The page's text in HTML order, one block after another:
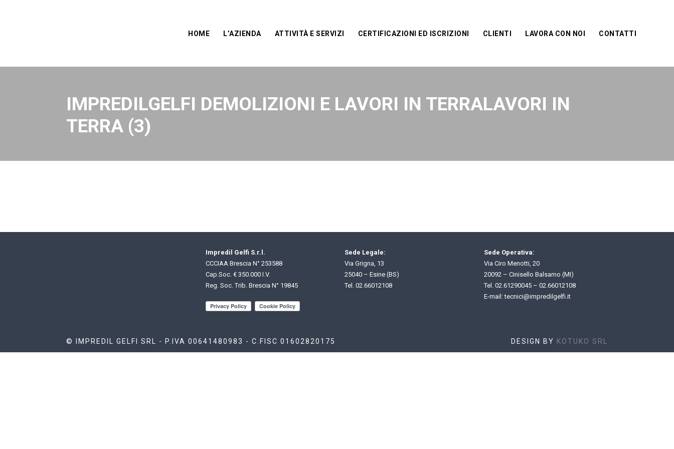
HOME L’AZIENDA ATTIVITÀ E SERVIZI CERTIFICAZIONI ED ISCRIZIONI CLIENTI LAVORA CON NOI CONTATTI
IMPREDILGELFI DEMOLIZIONI E LAVORI IN TERRALAVORI IN
TERRA (3)
Impredil Gelfi S.r.l.
CCCIAA Brescia N° 253588
Cap.Soc. € 350.000 I.V.
Reg. Soc. Trib. Brescia N° 19845
Sede Legale:
Via Grigna, 13
25040 – Esine (BS)
Tel. 02.66012108
Sede Operativa:
Via Ciro Menotti, 20
20092 – Cinisello Balsamo (MI)
Tel. 02.61290045– 02.66012108
E-mail: tecnici@impredilgelfi.it
© IMPREDIL GELFI SRL - P.IVA 00641480983 - C.FISC 01602820175 DESIGN BY KOTUKO SRL